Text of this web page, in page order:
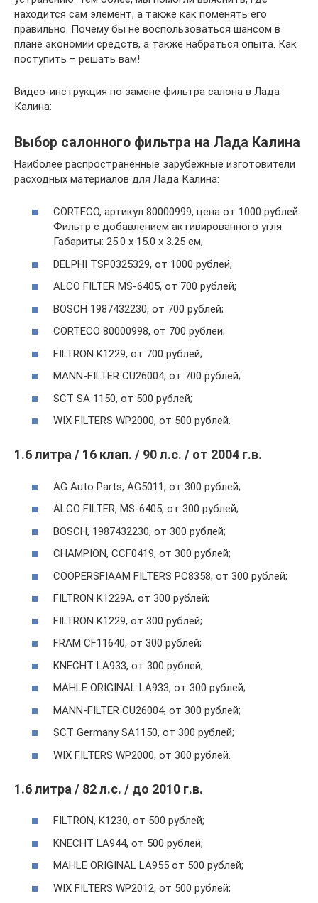
находится сам элемент, а также как поменять его
правильно. Почему бы не воспользоваться шансом в
плане экономии средств, а также набраться опыта. Как
поступить – решать вам!
Видео-инструкция по замене фильтра салона в Лада
Калина:
Выбор салонного фильтра на Лада Калина
Наиболее распространенные зарубежные изготовители
расходных материалов для Лада Калина:
CORTECO, артикул 80000999, цена от 1000 рублей.
Фильтр с добавлением активированного угля.
Габариты: 25.0 х 15.0 х 3.25 см;
DELPHI TSP0325329, от 1000 рублей;
ALCO FILTER MS-6405, от 700 рублей;
BOSCH 1987432230, от 700 рублей;
CORTECO 80000998, от 700 рублей;
FILTRON K1229, от 700 рублей;
MANN-FILTER CU26004, от 700 рублей;
SCT SA 1150, от 500 рублей;
WIX FILTERS WP2000, от 500 рублей.
1.6 литра / 16 клап. / 90 л.с. / от 2004 г.в.
AG Auto Parts, AG5011, от 300 рублей;
ALCO FILTER, MS-6405, от 300 рублей;
BOSCH, 1987432230, от 300 рублей;
CHAMPION, CCF0419, от 300 рублей;
COOPERSFIAAM FILTERS PC8358, от 300 рублей;
FILTRON K1229A, от 300 рублей;
FILTRON K1229, от 300 рублей;
FRAM CF11640, от 300 рублей;
KNECHT LA933, от 300 рублей;
MAHLE ORIGINAL LA933, от 300 рублей;
MANN-FILTER CU26004, от 300 рублей;
SCT Germany SA1150, от 300 рублей;
WIX FILTERS WP2000, от 300 рублей.
1.6 литра / 82 л.с. / до 2010 г.в.
FILTRON, K1230, от 500 рублей;
KNECHT LA944, от 500 рублей;
MAHLE ORIGINAL LA955 от 500 рублей;
WIX FILTERS WP2012, от 500 рублей;